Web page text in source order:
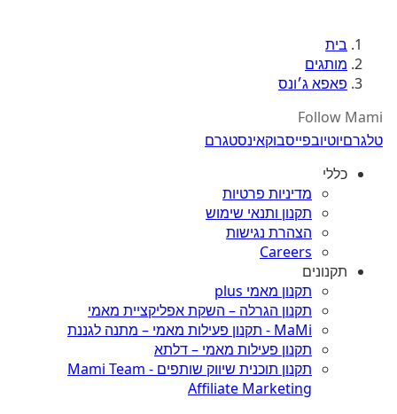
בית
מותגים
פאפא ג׳ונס
Follow Mami
טלגרםיוטיובפייסבוקאינסטגרם
כללי
מדיניות פרטיות
תקנון ותנאי שימוש
הצהרת נגישות
Careers
תקנונים
תקנון מאמי plus
תקנון הגרלה – השקת אפליקציית מאמי
MaMi - תקנון פעילות מאמי – מתנה לגננת
תקנון פעילות מאמי – דלתא
תקנון תוכנית שיווק שותפים - Mami Team
Affiliate Marketing